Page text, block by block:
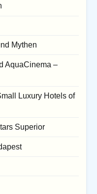
Mythen
AquaCinema –
Luxury Hotels of
Superior